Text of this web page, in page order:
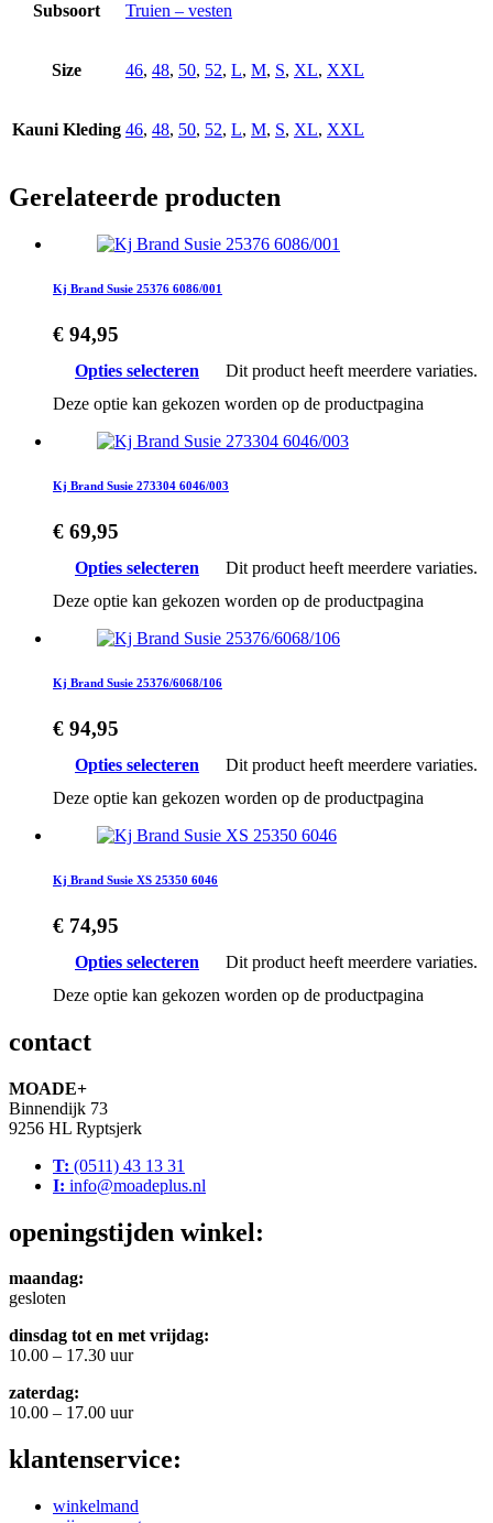
Subsoort Truien – vesten
Size 46, 48, 50, 52, L, M, S, XL, XXL
Kauni Kleding 46, 48, 50, 52, L, M, S, XL, XXL
Gerelateerde producten
Kj Brand Susie 25376 6086/001
€ 94,95
Opties selecteren
Dit product heeft meerdere variaties.
Deze optie kan gekozen worden op de productpagina
Kj Brand Susie 273304 6046/003
€ 69,95
Opties selecteren
Dit product heeft meerdere variaties.
Deze optie kan gekozen worden op de productpagina
Kj Brand Susie 25376/6068/106
€ 94,95
Opties selecteren
Dit product heeft meerdere variaties.
Deze optie kan gekozen worden op de productpagina
Kj Brand Susie XS 25350 6046
€ 74,95
Opties selecteren
Dit product heeft meerdere variaties.
Deze optie kan gekozen worden op de productpagina
contact
MOADE+
Binnendijk 73
9256 HL Ryptsjerk
T: (0511) 43 13 31
I: info@moadeplus.nl
openingstijden winkel:
maandag:
gesloten
dinsdag tot en met vrijdag:
10.00 – 17.30 uur
zaterdag:
10.00 – 17.00 uur
klantenservice:
winkelmand